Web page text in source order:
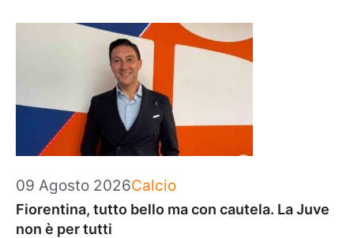
09 Agosto 2026Categorie
Calcio
Fiorentina, tutto bello ma con cautela. La Juve
non è per tutti